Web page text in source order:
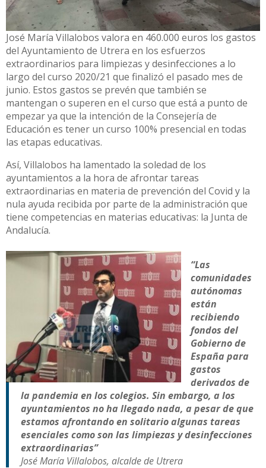
José María Villalobos valora en 460.000 euros los gastos
del Ayuntamiento de Utrera en los esfuerzos
extraordinarios para limpiezas y desinfecciones a lo
largo del curso 2020/21 que finalizó el pasado mes de
junio. Estos gastos se prevén que también se
mantengan o superen en el curso que está a punto de
empezar ya que la intención de la Consejería de
Educación es tener un curso 100% presencial en todas
las etapas educativas.
Así, Villalobos ha lamentado la soledad de los
ayuntamientos a la hora de afrontar tareas
extraordinarias en materia de prevención del Covid y la
nula ayuda recibida por parte de la administración que
tiene competencias en materias educativas: la Junta de
Andalucía.
“Las
comunidades
autónomas
están
recibiendo
fondos del
Gobierno de
España para
gastos
derivados de
la pandemia en los colegios. Sin embargo, a los
ayuntamientos no ha llegado nada, a pesar de que
estamos afrontando en solitario algunas tareas
esenciales como son las limpiezas y desinfecciones
extraordinarias”
José María Villalobos, alcalde de Utrera